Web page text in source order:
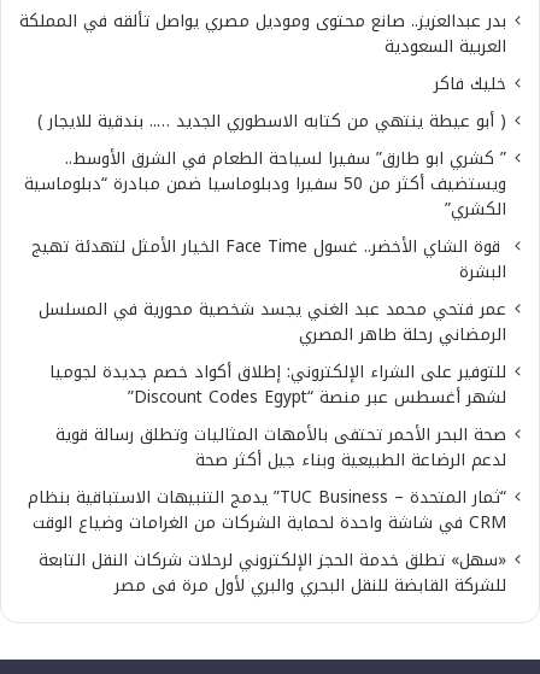
بدر عبدالعزيز.. صانع محتوى وموديل مصري يواصل تألقه في المملكة
العربية السعودية
خليك فاكر
( أبو عيطة ينتهي من كتابه الاسطوري الجديد ….. بندقية للايجار )
” كشري ابو طارق” سفيرا لسياحة الطعام في الشرق الأوسط..
ويستضيف أكثر من 50 سفيرا ودبلوماسيا ضمن مبادرة “دبلوماسية
الكشري”
قوة الشاي الأخضر.. غسول Face Time الخيار الأمثل لتهدئة تهيج
البشرة
عمر فتحي محمد عبد الغني يجسد شخصية محورية في المسلسل
الرمضاني رحلة طاهر المصري
للتوفير على الشراء الإلكتروني: إطلاق أكواد خصم جديدة لجوميا
لشهر أغسطس عبر منصة “Discount Codes Egypt”
صحة البحر الأحمر تحتفى بالأمهات المثاليات وتطلق رسالة قوية
لدعم الرضاعة الطبيعية وبناء جيل أكثر صحة
“ثمار المتحدة – TUC Business” يدمج التنبيهات الاستباقية بنظام
CRM في شاشة واحدة لحماية الشركات من الغرامات وضياع الوقت
«سهل» تطلق خدمة الحجز الإلكتروني لرحلات شركات النقل التابعة
للشركة القابضة للنقل البحري والبري لأول مرة فى مصر